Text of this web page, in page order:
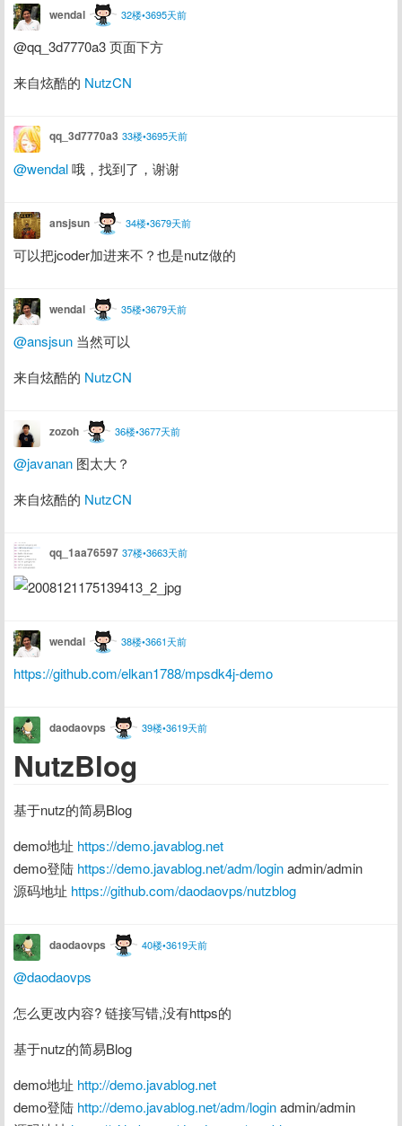
wendal 32楼•3695天前
@qq_3d7770a3 页面下方
来自炫酷的 NutzCN
qq_3d7770a3 33楼•3695天前
@wendal 哦，找到了，谢谢
ansjsun 34楼•3679天前
可以把jcoder加进来不？也是nutz做的
wendal 35楼•3679天前
@ansjsun 当然可以
来自炫酷的 NutzCN
zozoh 36楼•3677天前
@javanan 图太大？
来自炫酷的 NutzCN
qq_1aa76597 37楼•3663天前
wendal 38楼•3661天前
https://github.com/elkan1788/mpsdk4j-demo
daodaovps 39楼•3619天前
NutzBlog
基于nutz的简易Blog
demo地址 https://demo.javablog.net
demo登陆 https://demo.javablog.net/adm/login admin/admin
源码地址 https://github.com/daodaovps/nutzblog
daodaovps 40楼•3619天前
@daodaovps
怎么更改内容? 链接写错,没有https的
基于nutz的简易Blog
demo地址 http://demo.javablog.net
demo登陆 http://demo.javablog.net/adm/login admin/admin